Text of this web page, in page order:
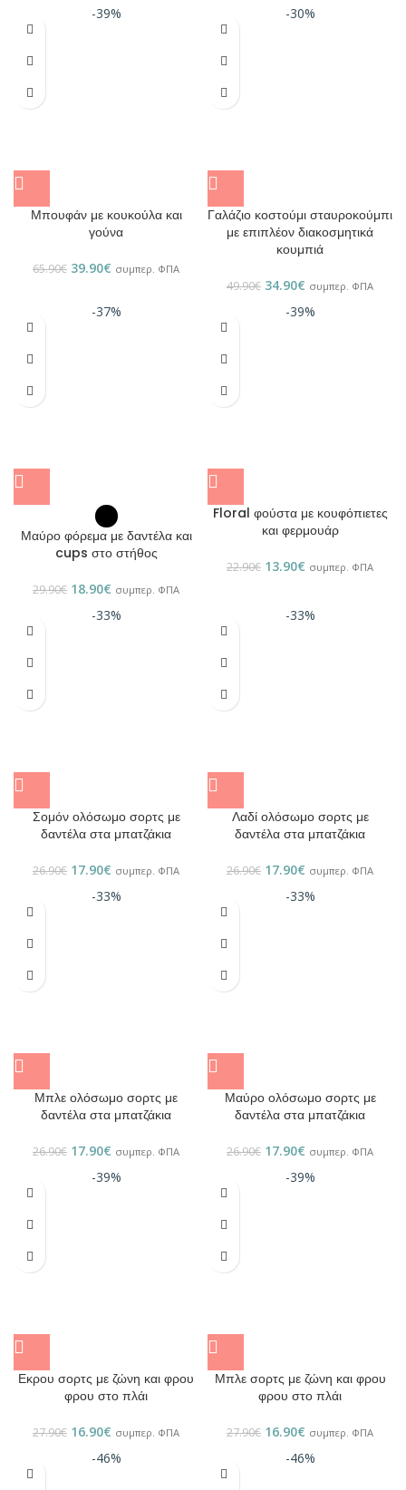
-39%
Μπουφάν με κουκούλα και
γούνα
65.90€ 39.90€ συμπερ. ΦΠΑ
-30%
Γαλάζιο κοστούμι σταυροκούμπι
με επιπλέον διακοσμητικά
κουμπιά
49.90€ 34.90€ συμπερ. ΦΠΑ
-37%
Μαύρο φόρεμα με δαντέλα και
cups στο στήθος
29.90€ 18.90€ συμπερ. ΦΠΑ
-39%
Floral φούστα με κουφόπιετες
και φερμουάρ
22.90€ 13.90€ συμπερ. ΦΠΑ
-33%
Σομόν ολόσωμο σορτς με
δαντέλα στα μπατζάκια
26.90€ 17.90€ συμπερ. ΦΠΑ
-33%
Λαδί ολόσωμο σορτς με
δαντέλα στα μπατζάκια
26.90€ 17.90€ συμπερ. ΦΠΑ
-33%
Μπλε ολόσωμο σορτς με
δαντέλα στα μπατζάκια
26.90€ 17.90€ συμπερ. ΦΠΑ
-33%
Μαύρο ολόσωμο σορτς με
δαντέλα στα μπατζάκια
26.90€ 17.90€ συμπερ. ΦΠΑ
-39%
Εκρου σορτς με ζώνη και φρου
φρου στο πλάι
27.90€ 16.90€ συμπερ. ΦΠΑ
-39%
Μπλε σορτς με ζώνη και φρου
φρου στο πλάι
27.90€ 16.90€ συμπερ. ΦΠΑ
-46% -46%